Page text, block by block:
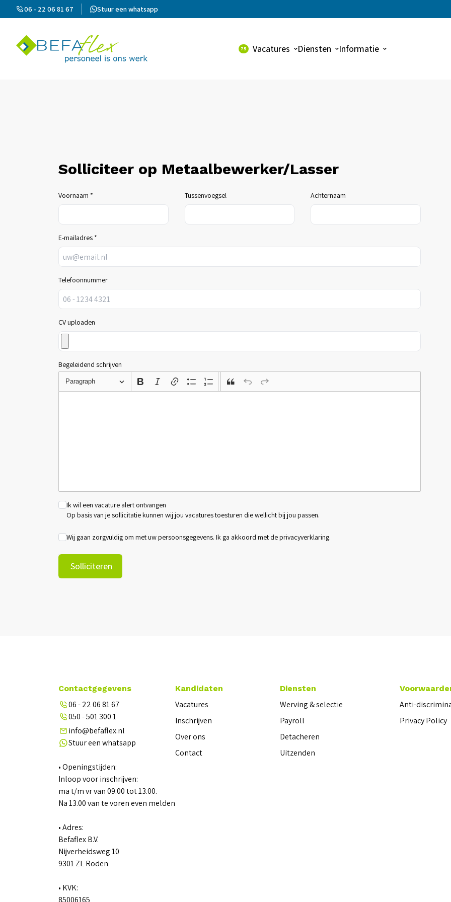
06 - 22 06 81 67 Stuur een whatsapp
75 Vacatures Diensten Informatie
Solliciteer op Metaalbewerker/Lasser
Voornaam * Tussenvoegsel Achternaam
E-mailadres *
Telefoonnummer
CV uploaden
Begeleidend schrijven
Paragraph
Ik wil een vacature alert ontvangen
Op basis van je sollicitatie kunnen wij jou vacatures toesturen die wellicht bij jou passen.
Wij gaan zorgvuldig om met uw persoonsgegevens. Ik ga akkoord met deprivacyverklaring.
Solliciteren
Contactgegevens
06 - 22 06 81 67
050 - 501 300 1
info@befaflex.nl
Stuur een whatsapp
• Openingstijden:
Inloop voor inschrijven:
ma t/m vr van 09.00 tot 13.00.
Na 13.00 van te voren even melden
• Adres:
Befaflex B.V.
Nijverheidsweg 10
9301 ZL Roden
• KVK:
85006165
Kandidaten
Vacatures
Inschrijven
Over ons
Contact
Diensten
Werving & selectie
Payroll
Detacheren
Uitzenden
Anti-
Privacy Policy